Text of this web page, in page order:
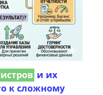
и их
к сложному